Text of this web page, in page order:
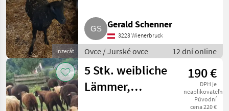
Inzerát
Gerald Schenner
3223 Wienerbruck
Ovce / Jurské ovce 12 dní online
5 Stk. weibliche
Lämmer,
190 €
DPH je
neaplikovateľné
Původní
cena 220 €